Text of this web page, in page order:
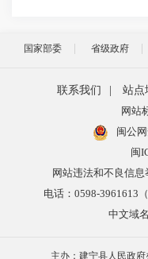
国家部委 省级政府
联系我们 站点
网站
闽公
闽
网站违法和不良信
电话：0598-3961613
中文域
主办：建宁县人民政府